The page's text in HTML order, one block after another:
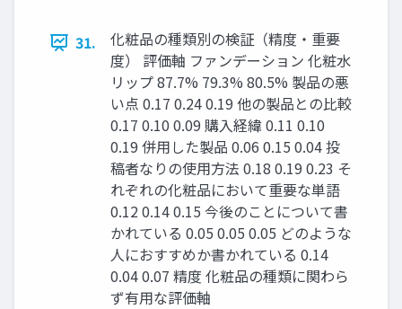
31.
化粧品の種類別の検証（精度・重要
度） 評価軸 ファンデーション 化粧水
リップ 87.7% 79.3% 80.5% 製品の悪
い点 0.17 0.24 0.19 他の製品との比較
0.17 0.10 0.09 購入経緯 0.11 0.10
0.19 併用した製品 0.06 0.15 0.04 投
稿者なりの使用方法 0.18 0.19 0.23 そ
れぞれの化粧品において重要な単語
0.12 0.14 0.15 今後のことについて書
かれている 0.05 0.05 0.05 どのような
人におすすめか書かれている 0.14
0.04 0.07 精度 化粧品の種類に関わら
ず有用な評価軸